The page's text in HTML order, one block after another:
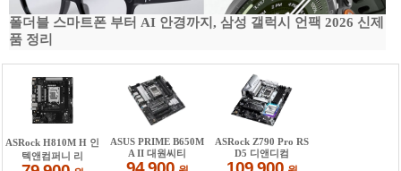
폴더블 스마트폰 부터 AI 안경까지, 삼성 갤럭시 언팩 2026 신제
품 정리